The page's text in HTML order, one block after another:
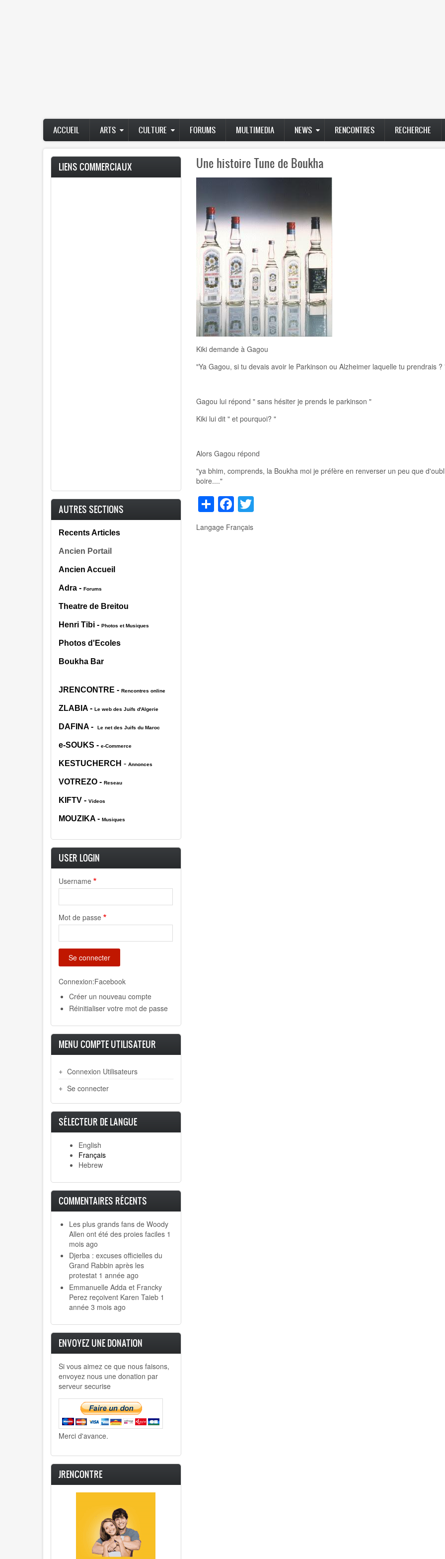
Main
navigation
ACCUEIL ARTS CULTURE FORUMS MULTIMEDIA NEWS RENCONTRES RECHERCHE
LIENS COMMERCIAUX
AUTRES SECTIONS
Recents Articles
Ancien Portail
Ancien Accueil
Adra - Forums
Theatre de Breitou
Henri Tibi - Photos et Musiques
Photos d'Ecoles
Boukha Bar
JRENCONTRE - Rencontres online
ZLABIA - Le web des Juifs d'Algerie
DAFINA - Le net des Juifs du Maroc
e-SOUKS - e-Commerce
KESTUCHERCH - Annonces
VOTREZO - Reseau
KIFTV - Videos
MOUZIKA - Musiques
USER LOGIN
Username
Mot de passe
Connexion:Facebook
Créer un nouveau compte
Réinitialiser votre mot de passe
MENU COMPTE UTILISATEUR
Connexion Utilisateurs
Se connecter
SÉLECTEUR DE LANGUE
English
Français
Hebrew
COMMENTAIRES RÉCENTS
Les plus grands fans de Woody
Allen ont été des proies faciles 1
mois ago
Djerba : excuses officielles du
Grand Rabbin après les
protestat 1 année ago
Emmanuelle Adda et Francky
Perez reçoivent Karen Taieb 1
année 3 mois ago
ENVOYEZ UNE DONATION
Si vous aimez ce que nous faisons,
envoyez nous une donation par
serveur securise
Merci d'avance.
JRENCONTRE
Une histoire Tune de Boukha
Kiki demande à Gagou
"Ya Gagou, si tu devais avoir le Parkinson ou Alzheimer laquelle tu prendrais ?
Gagou lui répond " sans hésiter je prends le parkinson "
Kiki lui dit " et pourquoi? "
Alors Gagou répond
"ya bhim, comprends, la Boukha moi je préfère en renverser un peu que
boire...."
ShareFacebook
Twitter
LangageFrançais